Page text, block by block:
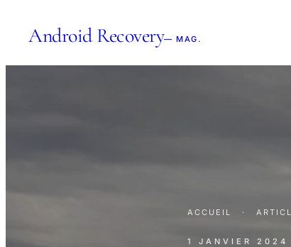
Android Recovery— MAG.
ACCUEIL ·
1 JANVIER 2024